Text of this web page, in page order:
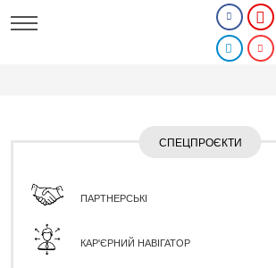
СПЕЦПРОЄКТИ
ПАРТНЕРСЬКІ
КАР'ЄРНИЙ НАВІГАТОР